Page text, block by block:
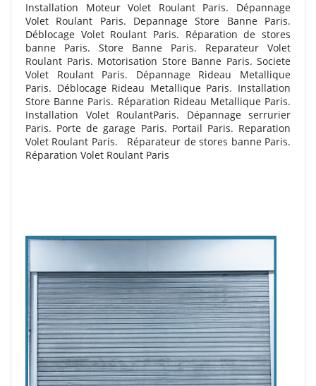
Installation Moteur Volet Roulant Paris. Dépannage
Volet Roulant Paris. Depannage Store Banne Paris.
Déblocage Volet Roulant Paris. Réparation de stores
banne Paris. Store Banne Paris. Reparateur Volet
Roulant Paris. Motorisation Store Banne Paris. Societe
Volet Roulant Paris. Dépannage Rideau Metallique
Paris. Déblocage Rideau Metallique Paris. Installation
Store Banne Paris. Réparation Rideau Metallique Paris.
Installation Volet RoulantParis. Dépannage serrurier
Paris. Porte de garage Paris. Portail Paris. Reparation
Volet Roulant Paris. Réparateur de stores banne Paris.
Réparation Volet Roulant Paris